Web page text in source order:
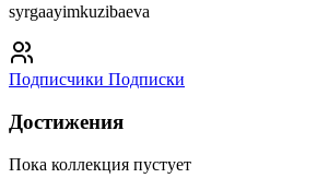
syrgaayimkuzibaeva
Подписчики Подписки
Достижения
Пока коллекция пустует